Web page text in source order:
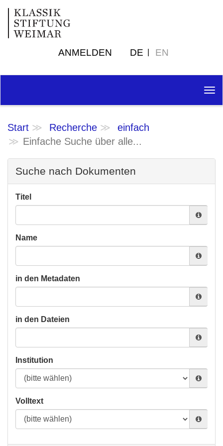
ANMELDEN DE EN
Start Recherche
einfach
Einfache Suche über alle...
Suche nach Dokumenten
Titel
Name
in den Metadaten
in den Dateien
Institution
Volltext